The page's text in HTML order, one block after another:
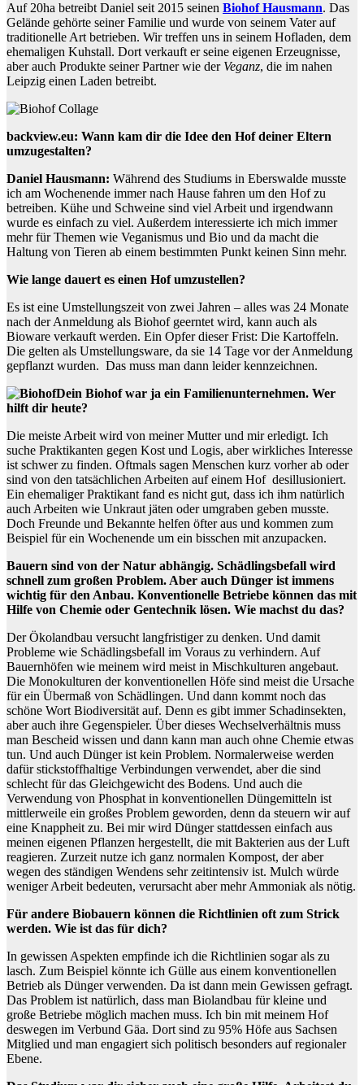
Auf 20ha betreibt Daniel seit 2015 seinen Biohof Hausmann. Das
Gelände gehörte seiner Familie und wurde von seinem Vater auf
traditionelle Art betrieben. Wir treffen uns in seinem Hofladen, dem
ehemaligen Kuhstall. Dort verkauft er seine eigenen Erzeugnisse,
aber auch Produkte seiner Partner wie der Veganz, die im nahen
Leipzig einen Laden betreibt.
backview.eu: Wann kam dir die Idee den Hof deiner Eltern
umzugestalten?
Daniel Hausmann: Während des Studiums in Eberswalde musste
ich am Wochenende immer nach Hause fahren um den Hof zu
betreiben. Kühe und Schweine sind viel Arbeit und irgendwann
wurde es einfach zu viel. Außerdem interessierte ich mich immer
mehr für Themen wie Veganismus und Bio und da macht die
Haltung von Tieren ab einem bestimmten Punkt keinen Sinn mehr.
Wie lange dauert es einen Hof umzustellen?
Es ist eine Umstellungszeit von zwei Jahren – alles was 24 Monate
nach der Anmeldung als Biohof geerntet wird, kann auch als
Bioware verkauft werden. Ein Opfer dieser Frist: Die Kartoffeln.
Die gelten als Umstellungsware, da sie 14 Tage vor der Anmeldung
gepflanzt wurden. Das muss man dann leider kennzeichnen.
Dein Biohof war ja ein Familienunternehmen. Wer
hilft dir heute?
Die meiste Arbeit wird von meiner Mutter und mir erledigt. Ich
suche Praktikanten gegen Kost und Logis, aber wirkliches Interesse
ist schwer zu finden. Oftmals sagen Menschen kurz vorher ab oder
sind von den tatsächlichen Arbeiten auf einem Hof desillusioniert.
Ein ehemaliger Praktikant fand es nicht gut, dass ich ihm natürlich
auch Arbeiten wie Unkraut jäten oder umgraben geben musste.
Doch Freunde und Bekannte helfen öfter aus und kommen zum
Beispiel für ein Wochenende um ein bisschen mit anzupacken.
Bauern sind von der Natur abhängig. Schädlingsbefall wird
schnell zum großen Problem. Aber auch Dünger ist immens
wichtig für den Anbau. Konventionelle Betriebe können das mit
Hilfe von Chemie oder Gentechnik lösen. Wie machst du das?
Der Ökolandbau versucht langfristiger zu denken. Und damit
Probleme wie Schädlingsbefall im Voraus zu verhindern. Auf
Bauernhöfen wie meinem wird meist in Mischkulturen angebaut.
Die Monokulturen der konventionellen Höfe sind meist die Ursache
für ein Übermaß von Schädlingen. Und dann kommt noch das
schöne Wort Biodiversität auf. Denn es gibt immer Schadinsekten,
aber auch ihre Gegenspieler. Über dieses Wechselverhältnis muss
man Bescheid wissen und dann kann man auch ohne Chemie etwas
tun. Und auch Dünger ist kein Problem. Normalerweise werden
dafür stickstoffhaltige Verbindungen verwendet, aber die sind
schlecht für das Gleichgewicht des Bodens. Und auch die
Verwendung von Phosphat in konventionellen Düngemitteln ist
mittlerweile ein großes Problem geworden, denn da steuern wir auf
eine Knappheit zu. Bei mir wird Dünger stattdessen einfach aus
meinen eigenen Pflanzen hergestellt, die mit Bakterien aus der Luft
reagieren. Zurzeit nutze ich ganz normalen Kompost, der aber
wegen des ständigen Wendens sehr zeitintensiv ist. Mulch würde
weniger Arbeit bedeuten, verursacht aber mehr Ammoniak als nötig.
Für andere Biobauern können die Richtlinien oft zum Strick
werden. Wie ist das für dich?
In gewissen Aspekten empfinde ich die Richtlinien sogar als zu
lasch. Zum Beispiel könnte ich Gülle aus einem konventionellen
Betrieb als Dünger verwenden. Da ist dann mein Gewissen gefragt.
Das Problem ist natürlich, dass man Biolandbau für kleine und
große Betriebe möglich machen muss. Ich bin mit meinem Hof
deswegen im Verbund Gäa. Dort sind zu 95% Höfe aus Sachsen
Mitglied und man engagiert sich politisch besonders auf regionaler
Ebene.